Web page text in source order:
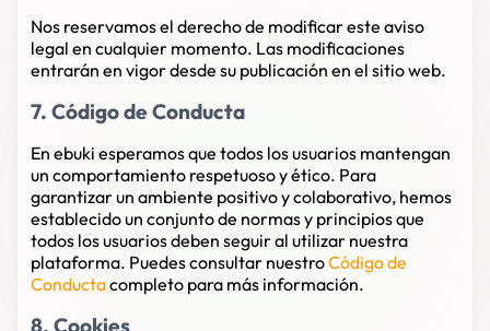
Nos reservamos el derecho de modificar este aviso
legal en cualquier momento. Las modificaciones
entrarán en vigor desde su publicación en el sitio web.
7. Código de Conducta
En ebuki esperamos que todos los usuarios mantengan
un comportamiento respetuoso y ético. Para
garantizar un ambiente positivo y colaborativo, hemos
establecido un conjunto de normas y principios que
todos los usuarios deben seguir al utilizar nuestra
plataforma. Puedes consultar nuestroCódigo de
Conductacompleto para más información.